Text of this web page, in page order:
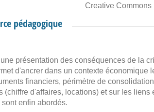
Creative Commons
pédagogique
présentation des conséquences de la
d'ancrer dans un contexte économique
financiers, périmètre de
(chiffre d'affaires, locations) et sur les liens
enfin abordés.